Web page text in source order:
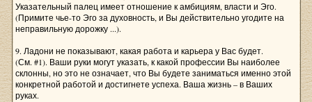
Указательный палец имеет отношение к амбициям, власти и Эго.
(Примите чье-то Эго за духовность, и Вы действительно угодите на
неправильную дорожку ...).
9. Ладони не показывают, какая работа и карьера у Вас будет.
(См. #1). Ваши руки могут указать, к какой профессии Вы наиболее
склонны, но это не означает, что Вы будете заниматься именно этой
конкретной работой и достигнете успеха. Ваша жизнь – в Ваших
руках.